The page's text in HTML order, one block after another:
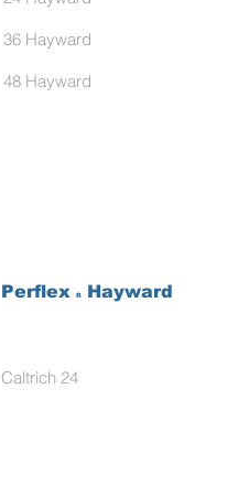
36 Hayward
48 Hayward
Perflex R Hayward
Caltrich 24